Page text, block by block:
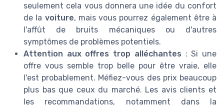
seulement cela vous donnera une idée du confort
de la voiture, mais vous pourrez également être à
l'affût de bruits mécaniques ou d'autres
symptômes de problèmes potentiels.
Attention aux offres trop alléchantes : Si une
offre vous semble trop belle pour être vraie, elle
l'est probablement. Méfiez-vous des prix beaucoup
plus bas que ceux du marché. Les avis clients et
les recommandations, notamment dans la